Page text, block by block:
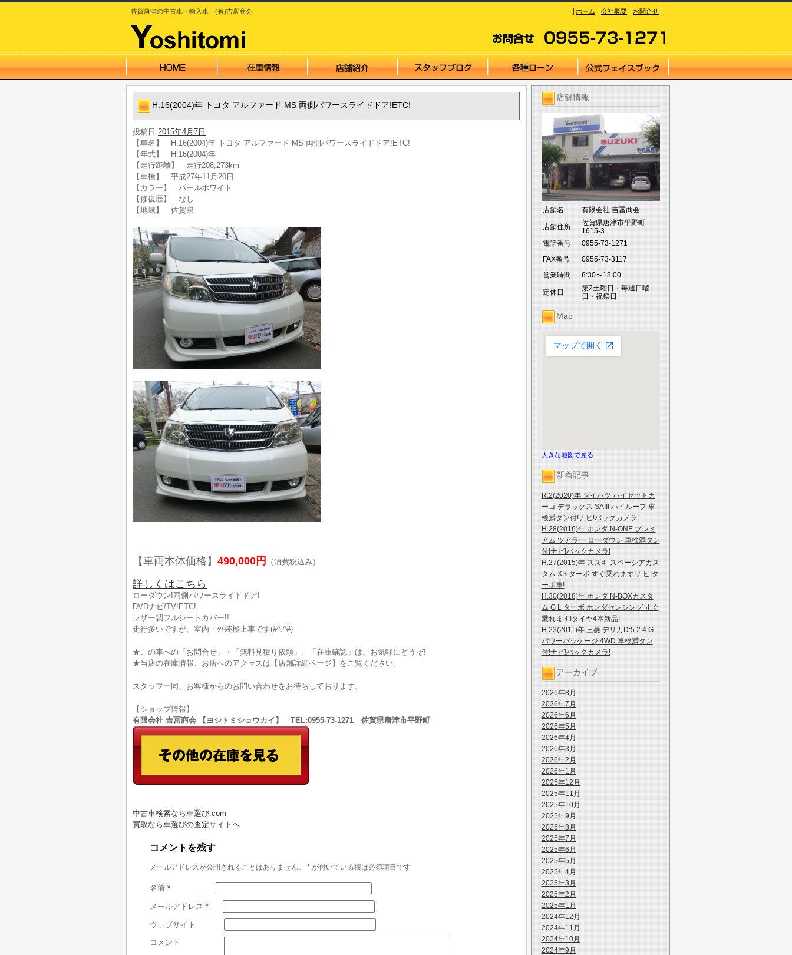
佐賀唐津の中古車・輸入車 (有)吉富商会 ホーム 会社概要 お問合せ
店舗情報
店舗名 有限会社 吉冨商会
店舗住所
佐賀県唐津市平野町
1615-3
電話番号
0955-73-1271
FAX番号
0955-73-3117
営業時間
8:30〜18:00
定休日
第2土曜日・毎週日曜
日・祝祭日
Map
大きな地図で見る
新着記事
R.2(2020)年 ダイハツ ハイゼットカ
ーゴ デラックス SAIII ハイルーフ 車
検満タン付!ナビ!バックカメラ!
H.28(2016)年 ホンダ N-ONE プレミ
アム ツアラー ローダウン 車検満タン
付!ナビ!バックカメラ!
H.27(2015)年 スズキ スペーシアカス
タム XS ターボ すぐ乗れます!ナビ!タ
ーボ車!
H.30(2018)年 ホンダ N-BOXカスタ
ム G L ターボ ホンダセンシング すぐ
乗れます!タイヤ4本新品!
H.23(2011)年 三菱 デリカD:5 2.4 G
パワーパッケージ 4WD 車検満タン
付!ナビ!バックカメラ!
アーカイブ
2026年8月
2026年7月
2026年6月
2026年5月
2026年4月
2026年3月
2026年2月
2026年1月
2025年12月
2025年11月
2025年10月
2025年9月
2025年8月
2025年7月
2025年6月
2025年5月
2025年4月
2025年3月
2025年2月
2025年1月
2024年12月
2024年11月
2024年10月
2024年9月
H.16(2004)年 トヨタ アルファード MS 両側パワースライドドア!ETC!
投稿日 2015年4月7日
【車名】 H.16(2004)年 トヨタ アルファード MS 両側パワースライドドア!ETC!
【年式】 H.16(2004)年
【走行距離】 走行208,273km
【車検】 平成27年11月20日
【カラー】 パールホワイト
【修復歴】 なし
【地域】 佐賀県
【車両本体価格】 490,000円 （消費税込み）
詳しくはこちら
ローダウン!両側パワースライドドア!
DVDナビ/TV!ETC!
レザー調フルシートカバー!!
走行多いですが、室内・外装極上車です(#^.^#)
★この車への「お問合せ」・「無料見積り依頼」、「在庫確認」は、お気軽にどうぞ!
★当店の在庫情報、お店へのアクセスは【店舗詳細ページ】をご覧ください。
スタッフ一同、お客様からのお問い合わせをお待ちしております。
【ショップ情報】
有限会社 吉冨商会 【ヨシトミショウカイ】 TEL:0955-73-1271 佐賀県唐津市平野町
中古車検索なら車選び.com
買取なら車選びの査定サイトヘ
コメントを残す
メールアドレスが公開されることはありません。 * が付いている欄は必須項目です
名前 *
メールアドレス *
ウェブサイト
コメント